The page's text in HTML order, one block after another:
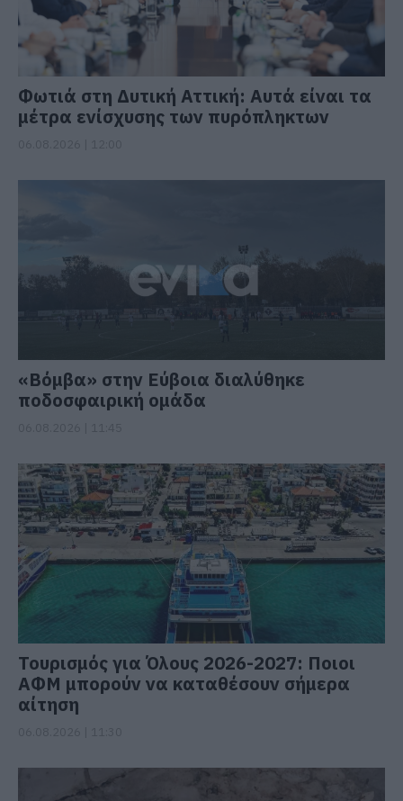
Φωτιά στη Δυτική Αττική: Αυτά είναι τα
μέτρα ενίσχυσης των πυρόπληκτων
«Βόμβα» στην Εύβοια διαλύθηκε
ποδοσφαιρική ομάδα
Τουρισμός για Όλους 2026-2027: Ποιοι
ΑΦΜ μπορούν να καταθέσουν σήμερα
αίτηση